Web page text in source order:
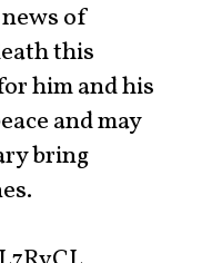
of
this
him and his
and may
bring